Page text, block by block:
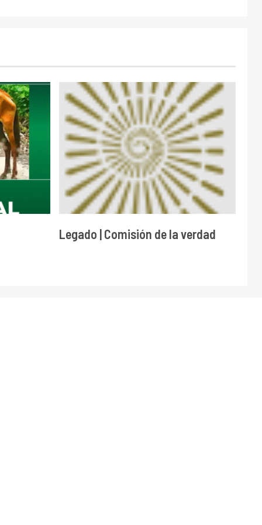
Legado | Comisión de la verdad